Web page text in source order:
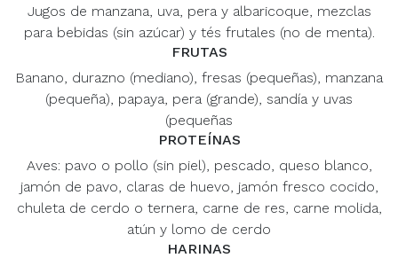
Jugos de manzana, uva, pera y albaricoque, mezclas
para bebidas (sin azúcar) y tés frutales (no de menta).
FRUTAS
Banano, durazno (mediano), fresas (pequeñas), manzana
(pequeña), papaya, pera (grande), sandía y uvas
(pequeñas
PROTEÍNAS
Aves: pavo o pollo (sin piel), pescado, queso blanco,
jamón de pavo, claras de huevo, jamón fresco cocido,
chuleta de cerdo o ternera, carne de res, carne molida,
atún y lomo de cerdo
HARINAS